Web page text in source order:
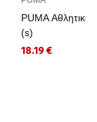
PUMA
(s)
18.19 €